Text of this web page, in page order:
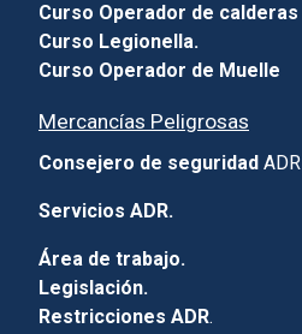
Curso Operador de calderas
Curso Legionella.
Curso Operador de Muelle
Mercancías Peligrosas
Consejero de seguridad ADR
Servicios ADR.
Área de trabajo.
Legislación.
Restricciones ADR.